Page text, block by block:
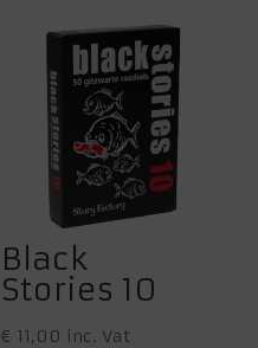
Black
Stories 10
€ 11,00 inc. Vat